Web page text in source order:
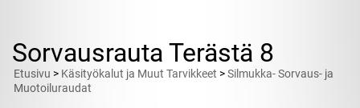
Sorvausrauta Terästä 8
Etusivu > Käsityökalut ja Muut Tarvikkeet >Silmukka- Sorvaus- ja
Muotoiluraudat